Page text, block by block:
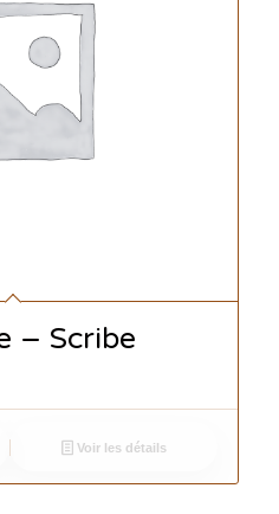
– Scribe
Voir les détails